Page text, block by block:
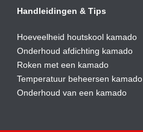
Handleidingen & Tips
Hoeveelheid houtskool kamado
Onderhoud afdichting kamado
Roken met een kamado
Temperatuur beheersen kamado
Onderhoud van een kamado